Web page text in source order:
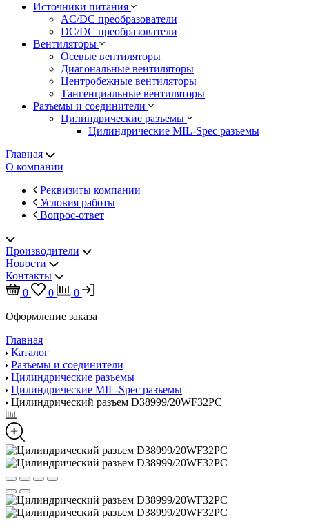
Источники питания
AC/DC преобразователи
DC/DC преобразователи
Вентиляторы
Осевые вентиляторы
Диагональные вентиляторы
Центробежные вентиляторы
Тангенциальные вентиляторы
Разъемы и соединители
Цилиндрические разъемы
Цилиндрические MIL-Spec разъемы
Главная
О компании
Реквизиты компании
Условия работы
Вопрос-ответ
Производители
Новости
Контакты
0
0
0
Оформление заказа
Главная
Каталог
Разъемы и соединители
Цилиндрические разъемы
Цилиндрические MIL-Spec разъемы
Цилиндрический разъем D38999/20WF32PC